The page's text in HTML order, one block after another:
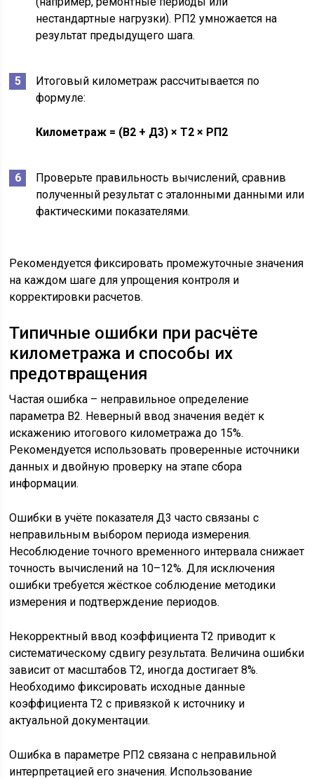
нестандартные нагрузки). РП2 умножается на
результат предыдущего шага.
Итоговый километраж рассчитывается по
формуле:
Километраж = (В2 + Д3) × Т2 × РП2
Проверьте правильность вычислений, сравнив
полученный результат с эталонными данными или
фактическими показателями.
Рекомендуется фиксировать промежуточные значения
на каждом шаге для упрощения контроля и
корректировки расчетов.
Типичные ошибки при расчёте
километража и способы их
предотвращения
Частая ошибка – неправильное определение
параметра В2. Неверный ввод значения ведёт к
искажению итогового километража до 15%.
Рекомендуется использовать проверенные источники
данных и двойную проверку на этапе сбора
информации.
Ошибки в учёте показателя Д3 часто связаны с
неправильным выбором периода измерения.
Несоблюдение точного временного интервала снижает
точность вычислений на 10–12%. Для исключения
ошибки требуется жёсткое соблюдение методики
измерения и подтверждение периодов.
Некорректный ввод коэффициента Т2 приводит к
систематическому сдвигу результата. Величина ошибки
зависит от масштабов Т2, иногда достигает 8%.
Необходимо фиксировать исходные данные
коэффициента Т2 с привязкой к источнику и
актуальной документации.
Ошибка в параметре РП2 связана с неправильной
интерпретацией его значения. Использование